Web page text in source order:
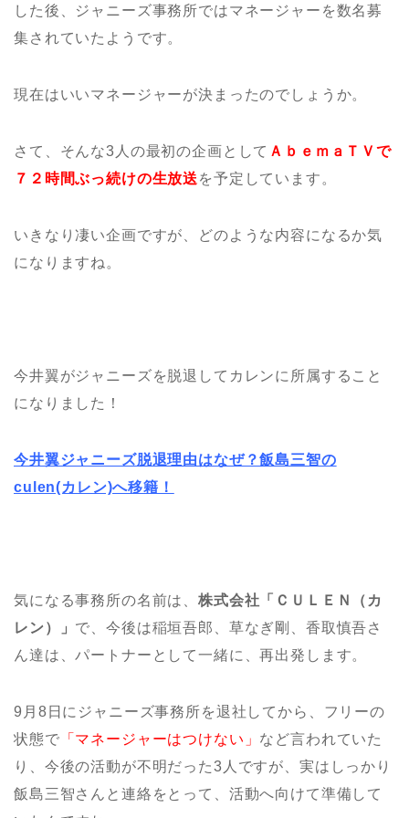
した後、ジャニーズ事務所ではマネージャーを数名募
集されていたようです。
現在はいいマネージャーが決まったのでしょうか。
さて、そんな3人の最初の企画として ＡｂｅｍａＴＶで
７２時間ぶっ続けの生放送 を予定しています。
いきなり凄い企画ですが、どのような内容になるか気
になりますね。
今井翼がジャニーズを脱退してカレンに所属すること
になりました！
今井翼ジャニーズ脱退理由はなぜ？飯島三智の
culen(カレン)へ移籍！
気になる事務所の名前は、株式会社「ＣＵＬＥＮ（カ
レン）」 で、今後は稲垣吾郎、草なぎ剛、香取慎吾さ
ん達は、パートナーとして一緒に、再出発します。
9月8日にジャニーズ事務所を退社してから、フリーの
状態で 「マネージャーはつけない」 など言われていた
り、今後の活動が不明だった3人ですが、実はしっかり
飯島三智さんと連絡をとって、活動へ向けて準備して